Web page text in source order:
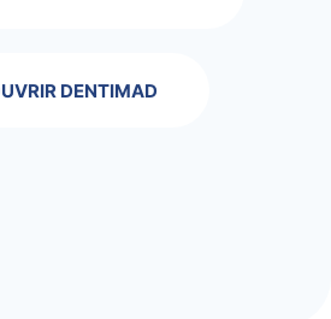
DENTIMAD